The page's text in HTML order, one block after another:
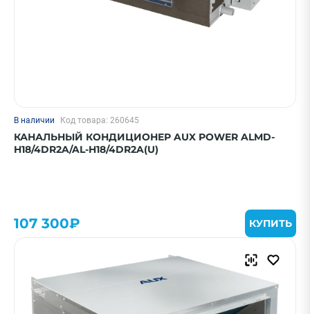
Италия
Россия
Корея
Смотреть все фильтры
В наличии Код товара: 260645
КАНАЛЬНЫЙ КОНДИЦИОНЕР AUX POWER ALMD-
H18/4DR2A/AL-H18/4DR2A(U)
107 300₽ КУПИТЬ